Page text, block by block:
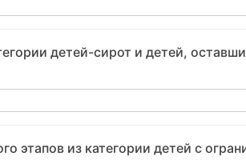
детей-сирот и детей,
этапов из категории детей с